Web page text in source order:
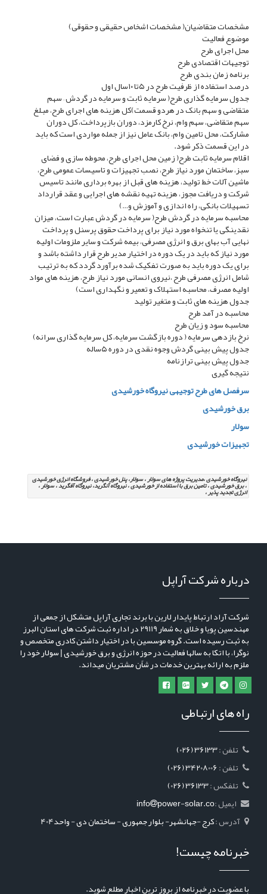
مشخصات متقاضیان( مشخصات اشخاص حقیقی و حقوقی)
موضوع فعالیت
محل اجرای طرح
توجیهات اقتصادی طرح
برنامه زمان بندی طرح
درصد استفاده از ظرفیت طرح در ۵تا ۱۰سال اول
جدول سرمایه گذاری طرح( سرمایه ثابت و سرمایه در گردش – سهم
متقاضی و سهم بانک در هردو قسمت)کل هزینه های اجرای طرح، مبلغ
سهم متقاضی، سهم وام، نرخ کارمزد، دوران بازپرداخت، کل دوران
مشارکت، محل تامین وام، بانک عامل نیز از جمله مواردی است که باید
در این قسمت ذکر شود.
اقلام سرمایه ثابت طرح( زمین محل اجرای طرح، محوطه سازی و فضای
سبز، ساختمان مورد نیاز طرح، نصب تجهیزات و تاسیسات عمومی طرح،
ماشین آلات خط تولید، هزینه های قبل از بهره برداری مانند تاسیس
شرکت و دریافت مجوز، هزینه تهیه نقشه های اجرایی و عقد قرارداد
تسهیلات بانکی، راه اندازی و آموزش و…)
محاسبه سرمایه در گردش طرح( سرمایه در گردش عبارت است، میزان
نقدینگی یا تنخواه مورد نیاز برای پرداخت حقوق پرسنل و پرداخت
نهایی آب بهای برق و انرژی مصرفی، بیمه شرکت و سایر ملزومات اولیه
مورد نیاز که باید در یک دوره در اختیار مدیر طرح قرار داشته باشد و
برای یک دوره باید به صورت تفکیک شده برآورد گردد که به ترتیب
شامل انرژی مصرفی طرح ،نیروی انسانی مورد نیاز طرح، هزینه های مواد
اولیه مصرف، محاسبه استهلاک و تعمیر و نگهداری است)
جدول هزینه های ثابت و متغیر تولید
محاسبه در آمد طرح
محاسبه سود و زیان طرح
نرخ بازدهی سرمایه ( دوره بازگشت سرمایه، کل سرمایه گذاری سرانه)
جدول پیش بینی گردش وجوه نقدی در دوره ۵ساله
جدول پیش بینی ترازنامه
نتیجه گیری
سرفصل های طرح توجیهی نیروگاه خورشیدی
برق خورشیدی
سولار
تجهیزات خورشیدی
نیروگاه خورشیدی ،مدیریت پروژه های سولار ، سولار، پنل خورشیدی ، فروشگاه انرژِی خورشیدی
، برق خورشیدی ، تامین برق با استفاده از خورشیدی ، نیروگاه آنگرید، نیروگاه آفگرید ، سولار ،
انرژی تجدید پذیر ،
درباره شرکت آراپل
شرکت آراد ارتباط پایدار لارین با برند تجاری آراپل متشکل از جمعی از
مهندسین پویا و خلاق به شمار 29119 در اداره ثبت شرکت های استان البرز
به ثبت رسیده است. گروه موسسین با در اختیار داشتن کادری متخصص و
نوگرا، با اتکا به سالها فعالیت در حوزه انرژی و برق خورشیدی | سولار خود را
ملزم به ارائه بهترین خدمات در شاًن مشتریان میداند.
راه های ارتباطی
(026) 36133
(026) 34208006
(026) 36133
ایمیل :
info power-solar.co
آدرس :کرج -جهانشهر- بلوار جمهوری - ساختمان دی - واحد404
خبرنامه چیست!
با عضویت در خبرنامه از بروز ترین اخبار مطلع شوید.